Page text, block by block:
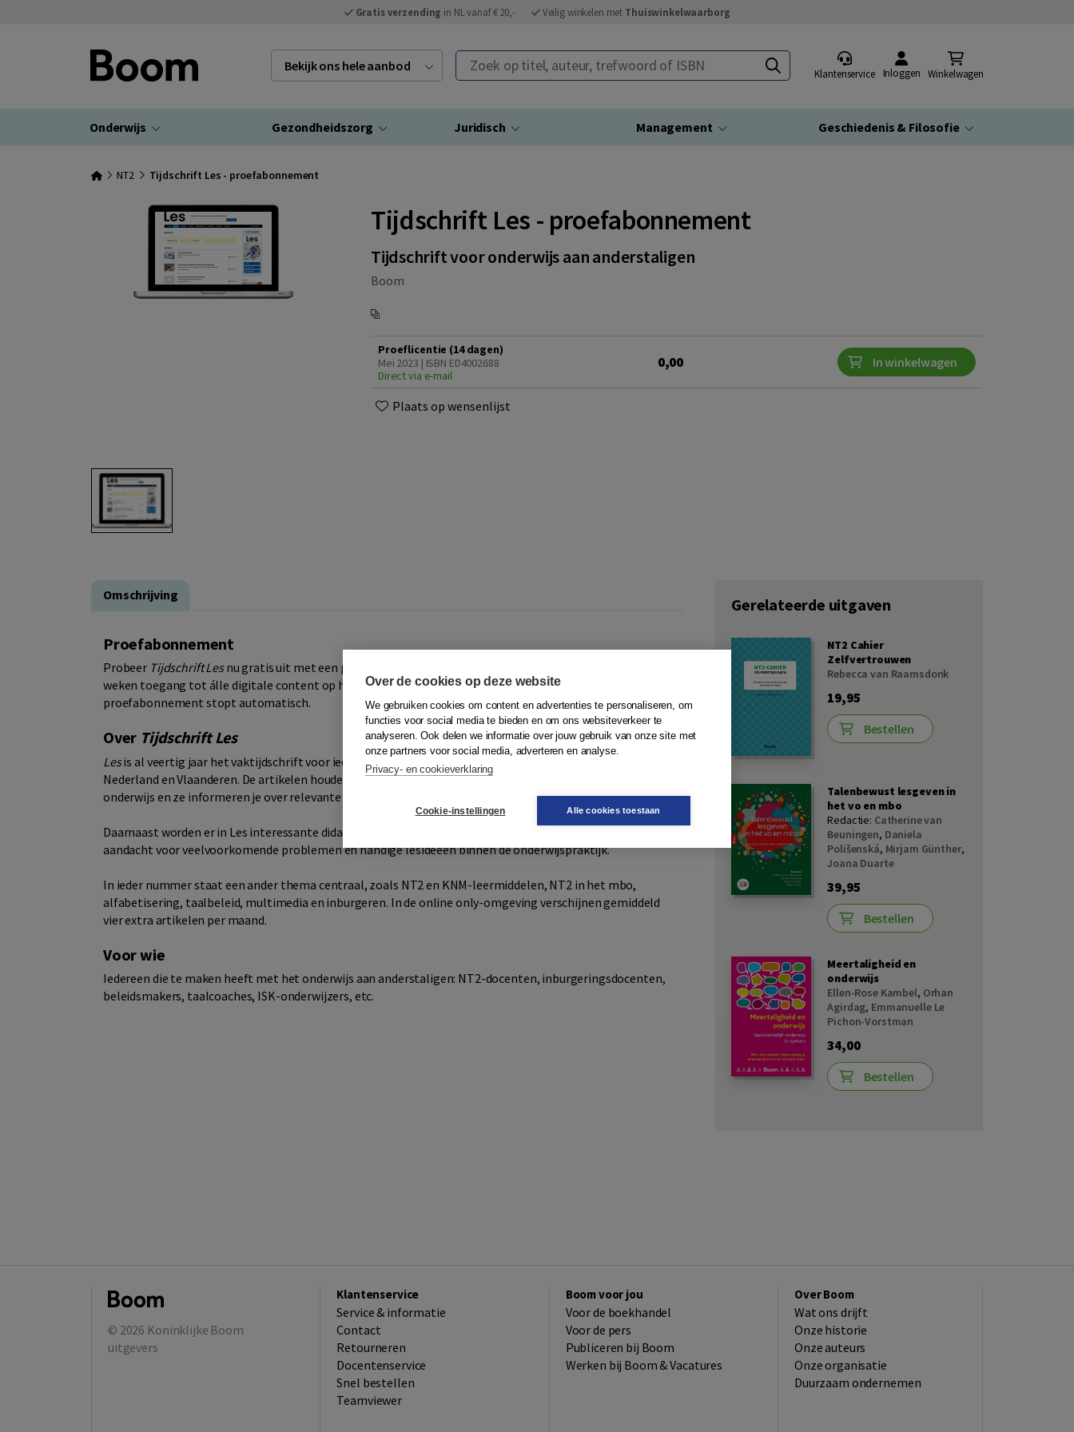
Gratis verzending in NL vanaf € 20,- Veilig winkelen met Thuiswinkelwaarborg
Bekijk ons hele aanbod Zoek op titel, auteur, trefwoord of ISBN
Klantenservice Inloggen Winkelwagen
Onderwijs Gezondheidszorg Juridisch Management Geschiedenis & Filosofie
NT2 Tijdschrift Les - proefabonnement
Tijdschrift Les - proefabonnement
Tijdschrift voor onderwijs aan anderstaligen
Boom
Proeflicentie (14 dagen)
Mei 2023 | ISBN ED4002688
Direct via e-mail
0,00 In winkelwagen
Plaats op wensenlijst
Omschrijving
Proefabonnement
Probeer Tijdschrift Lesnu gratis uit met een proefabonnement. Met dit proefabonnement heb je twee
weken toegang tot álle digitale content op het online platform vanTijdschrift Les. Het
proefabonnement stopt automatisch.
Over Tijdschrift Les
Lesis al veertig jaar het vaktijdschrift voor iedereen die betrokken is bij het onderwijs aan anderstaligen in
Nederland en Vlaanderen. De artikelen houden je op de hoogte van de actuele ontwikkelingen in het NT2-
onderwijs en ze informeren je over relevante nieuwe publicaties, experimenten en evenementen.
Daarnaast worden er in Les interessante didactische en theoretische achtergronden behandeld en is er
aandacht voor veelvoorkomende problemen en handige lesideeën binnen de onderwijspraktijk.
In ieder nummer staat een ander thema centraal, zoals NT2 en KNM-leermiddelen, NT2 in het mbo,
alfabetisering, taalbeleid, multimedia en inburgeren. In de online only-omgeving verschijnen gemiddeld
vier extra artikelen per maand.
Voor wie
Iedereen die te maken heeft met het onderwijs aan anderstaligen: NT2-docenten, inburgeringsdocenten,
beleidsmakers, taalcoaches, ISK-onderwijzers, etc.
Gerelateerde uitgaven
NT2 Cahier
Zelfvertrouwen
Rebecca van Raamsdonk
19,95
Bestellen
Talenbewust lesgeven in
het vo en mbo
Redactie: Catherine van
Beuningen, Daniela
Polišenská, Mirjam Günther,
Joana Duarte
39,95
Bestellen
Meertaligheid en
onderwijs
Ellen-Rose Kambel, Orhan
Agirdag, Emmanuelle Le
Pichon-Vorstman
34,00
Bestellen
© 2026 Koninklijke Boom
uitgevers
Klantenservice
Service & informatie
Contact
Retourneren
Docentenservice
Snel bestellen
Teamviewer
Boom voor jou
Voor de boekhandel
Voor de pers
Publiceren bij Boom
Werken bij Boom & Vacatures
Over Boom
Wat ons drijft
Onze historie
Onze auteurs
Onze organisatie
Duurzaam ondernemen
Over de cookies op deze website
We gebruiken cookies om content en advertenties te personaliseren, om
functies voor social media te bieden en om ons websiteverkeer te
analyseren. Ook delen we informatie over jouw gebruik van onze site met
onze partners voor social media, adverteren en analyse.
Privacy- en cookieverklaring
Cookie-instellingen Alle cookies toestaan